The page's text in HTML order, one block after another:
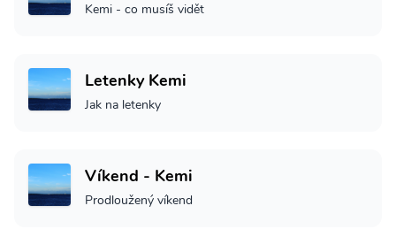
Kemi - co musíš vidět
Letenky Kemi
Jak na letenky
Víkend - Kemi
Prodloužený víkend